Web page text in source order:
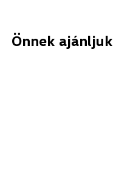
Önnek ajánljuk